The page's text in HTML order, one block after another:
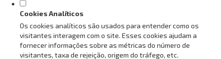
Cookies Analíticos
Os cookies analíticos são usados para entender como os
visitantes interagem com o site. Esses cookies ajudam a
fornecer informações sobre as métricas do número de
visitantes, taxa de rejeição, origem do tráfego, etc.